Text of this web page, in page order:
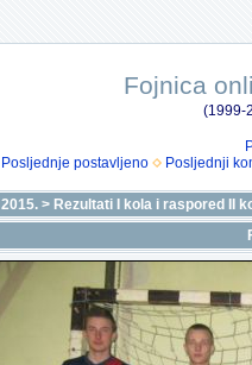
Fojnica
(1999-
Posljednje postavljeno Posljednji
2015. > Rezultati I kola i raspored II